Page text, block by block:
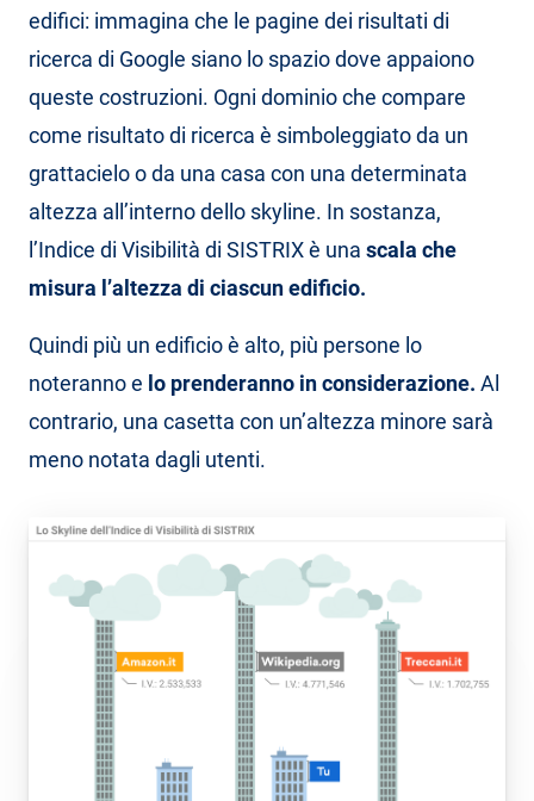
edifici: immagina che le pagine dei risultati di
ricerca di Google siano lo spazio dove appaiono
queste costruzioni. Ogni dominio che compare
come risultato di ricerca è simboleggiato da un
grattacielo o da una casa con una determinata
altezza all’interno dello skyline. In sostanza,
l’Indice di Visibilità di SISTRIX è una scala che
misura l’altezza di ciascun edificio.
Quindi più un edificio è alto, più persone lo
noteranno e lo prenderanno in considerazione. Al
contrario, una casetta con un’altezza minore sarà
meno notata dagli utenti.